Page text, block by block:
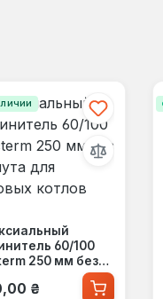
60/100
250 мм без
для газовых
цена:
₴